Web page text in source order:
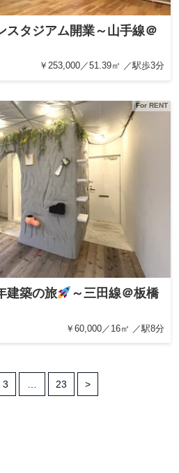
スタジアム開業～山手線＠
￥253,000／51.39㎡ ／駅歩3分
For RENT
建築の旅
～三田線＠板橋
￥60,000／16㎡ ／駅8分
3 … 23 >